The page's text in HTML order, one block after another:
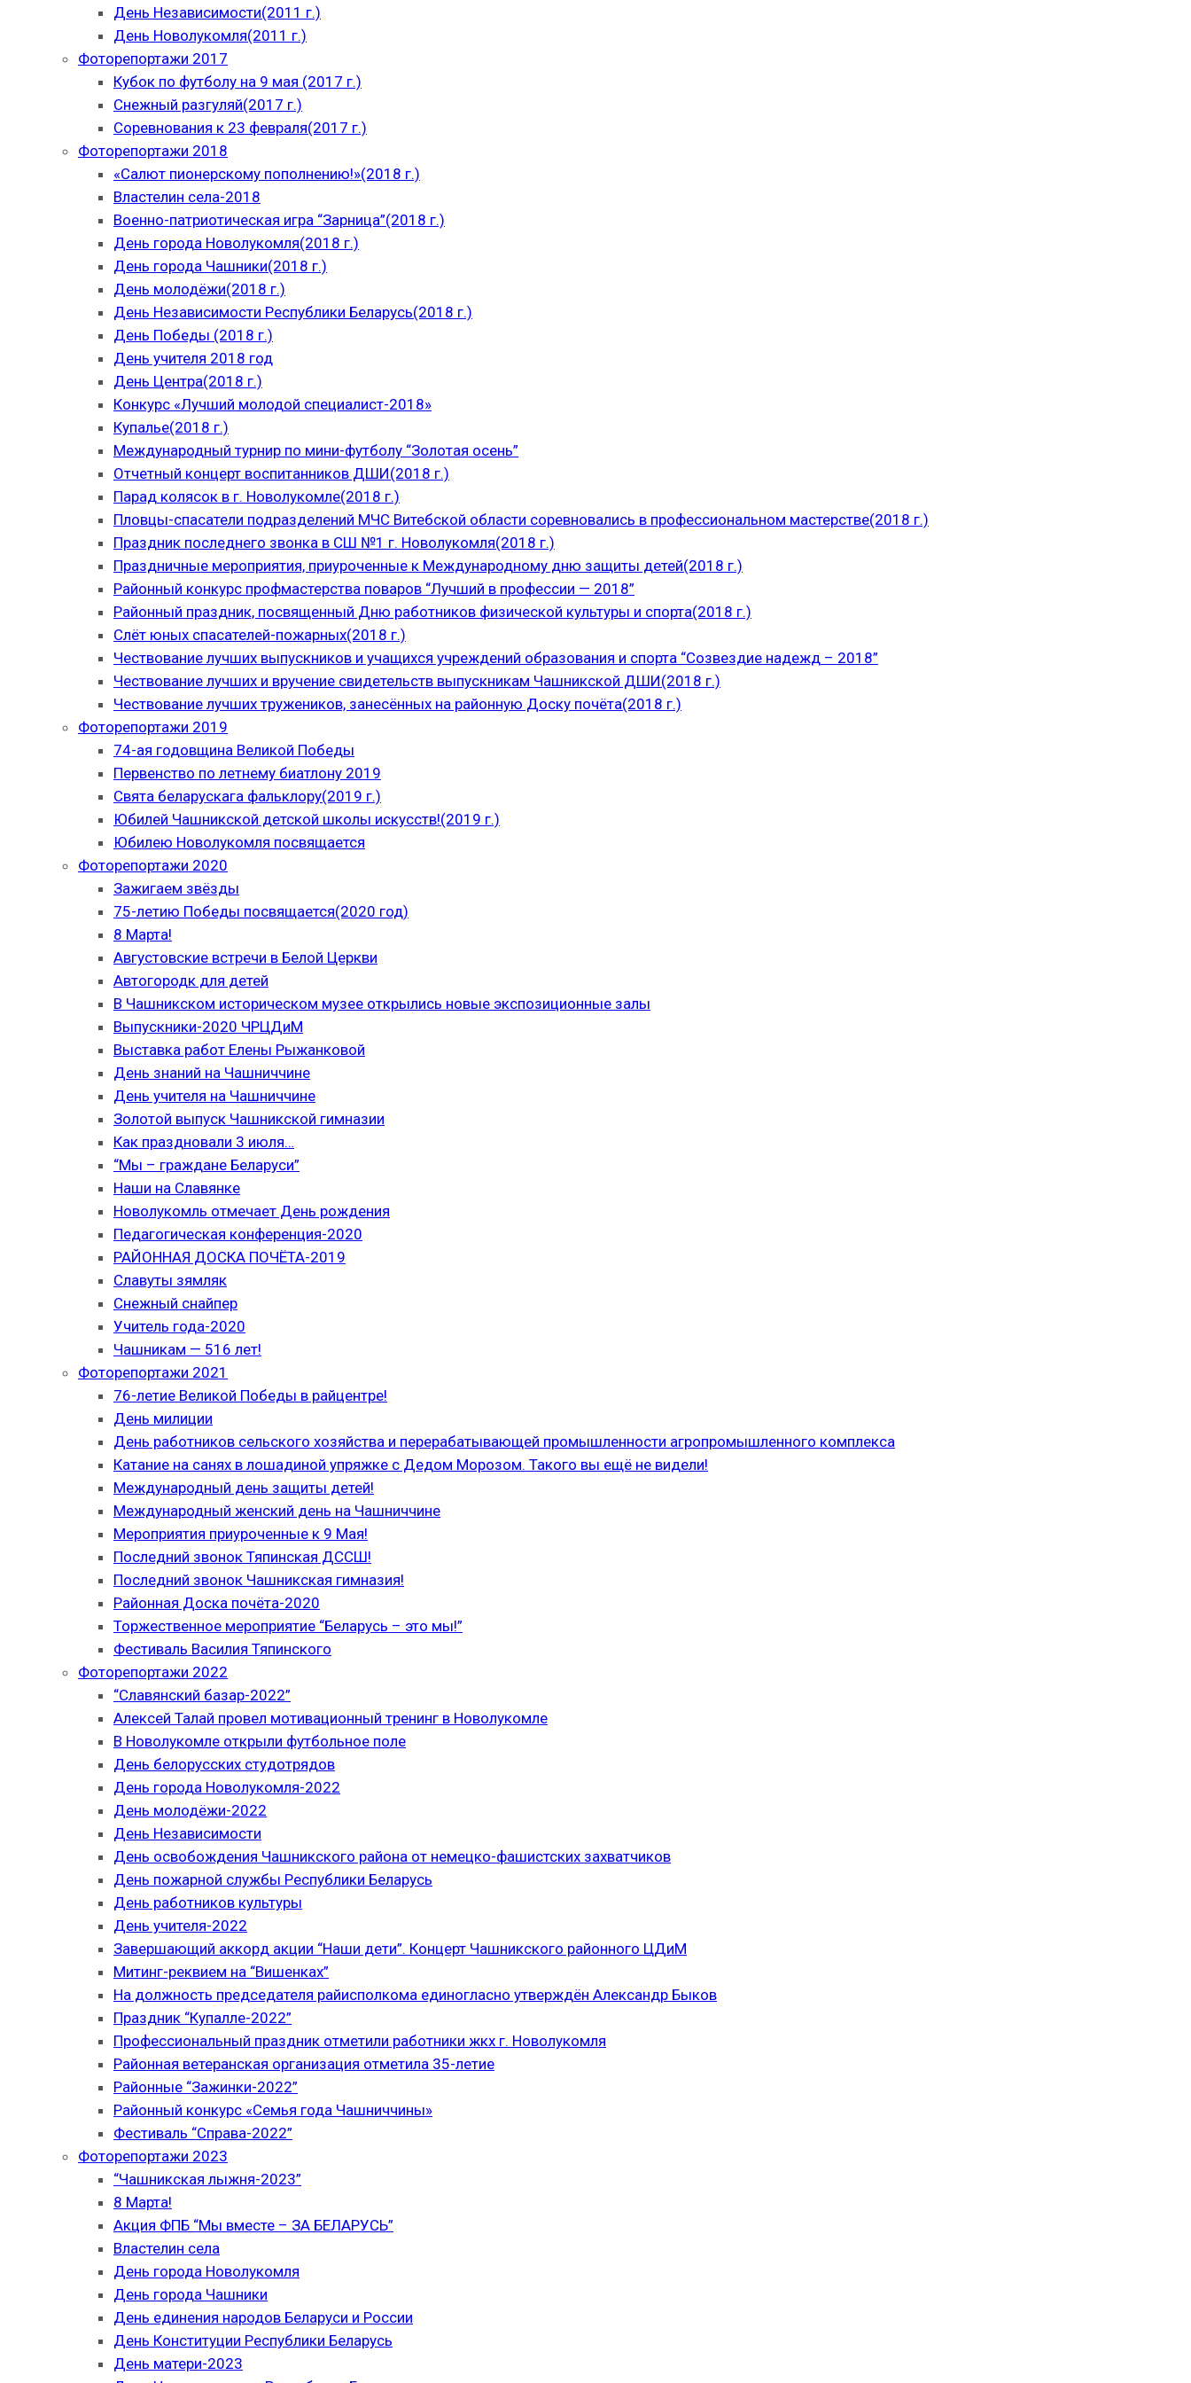
День Независимости(2011 г.)
День Новолукомля(2011 г.)
Фоторепортажи 2017
Кубок по футболу на 9 мая (2017 г.)
Снежный разгуляй(2017 г.)
Соревнования к 23 февраля(2017 г.)
Фоторепортажи 2018
«Салют пионерскому пополнению!»(2018 г.)
Властелин села-2018
Военно-патриотическая игра “Зарница”(2018 г.)
День города Новолукомля(2018 г.)
День города Чашники(2018 г.)
День молодёжи(2018 г.)
День Независимости Республики Беларусь(2018 г.)
День Победы (2018 г.)
День учителя 2018 год
День Центра(2018 г.)
Конкурс «Лучший молодой специалист-2018»
Купалье(2018 г.)
Международный турнир по мини-футболу “Золотая осень”
Отчетный концерт воспитанников ДШИ(2018 г.)
Парад колясок в г. Новолукомле(2018 г.)
Пловцы-спасатели подразделений МЧС Витебской области соревновались в профессиональном мастерстве(2018 г.)
Праздник последнего звонка в СШ №1 г. Новолукомля(2018 г.)
Праздничные мероприятия, приуроченные к Международному дню защиты детей(2018 г.)
Районный конкурс профмастерства поваров “Лучший в профессии — 2018”
Районный праздник, посвященный Дню работников физической культуры и спорта(2018 г.)
Слёт юных спасателей-пожарных(2018 г.)
Чествование лучших выпускников и учащихся учреждений образования и спорта “Созвездие надежд – 2018”
Чествование лучших и вручение свидетельств выпускникам Чашникской ДШИ(2018 г.)
Чествование лучших тружеников, занесённых на районную Доску почёта(2018 г.)
Фоторепортажи 2019
74-ая годовщина Великой Победы
Первенство по летнему биатлону 2019
Свята беларускага фальклору(2019 г.)
Юбилей Чашникской детской школы искусств!(2019 г.)
Юбилею Новолукомля посвящается
Фоторепортажи 2020
Зажигаем звёзды
75-летию Победы посвящается(2020 год)
8 Марта!
Августовские встречи в Белой Церкви
Автогородк для детей
В Чашникском историческом музее открылись новые экспозиционные залы
Выпускники-2020 ЧРЦДиМ
Выставка работ Елены Рыжанковой
День знаний на Чашниччине
День учителя на Чашниччине
Золотой выпуск Чашникской гимназии
Как праздновали 3 июля…
“Мы – граждане Беларуси”
Наши на Славянке
Новолукомль отмечает День рождения
Педагогическая конференция-2020
РАЙОННАЯ ДОСКА ПОЧЁТА-2019
Славуты зямляк
Снежный снайпер
Учитель года-2020
Чашникам — 516 лет!
Фоторепортажи 2021
76-летие Великой Победы в райцентре!
День милиции
День работников сельского хозяйства и перерабатывающей промышленности агропромышленного комплекса
Катание на санях в лошадиной упряжке с Дедом Морозом. Такого вы ещё не видели!
Международный день защиты детей!
Международный женский день на Чашниччине
Мероприятия приуроченные к 9 Мая!
Последний звонок Тяпинская ДССШ!
Последний звонок Чашникская гимназия!
Районная Доска почёта-2020
Торжественное мероприятие “Беларусь – это мы!”
Фестиваль Василия Тяпинского
Фоторепортажи 2022
“Славянский базар-2022”
Алексей Талай провел мотивационный тренинг в Новолукомле
В Новолукомле открыли футбольное поле
День белорусских студотрядов
День города Новолукомля-2022
День молодёжи-2022
День Независимости
День освобождения Чашникского района от немецко-фашистских захватчиков
День пожарной службы Республики Беларусь
День работников культуры
День учителя-2022
Завершающий аккорд акции “Наши дети”. Концерт Чашникского районного ЦДиМ
Митинг-реквием на “Вишенках”
На должность председателя райисполкома единогласно утверждён Александр Быков
Праздник “Купалле-2022”
Профессиональный праздник отметили работники жкх г. Новолукомля
Районная ветеранская организация отметила 35-летие
Районные “Зажинки-2022”
Районный конкурс «Семья года Чашниччины»
Фестиваль “Справа-2022”
Фоторепортажи 2023
“Чашникская лыжня-2023”
8 Марта!
Акция ФПБ “Мы вместе – ЗА БЕЛАРУСЬ”
Властелин села
День города Новолукомля
День города Чашники
День единения народов Беларуси и России
День Конституции Республики Беларусь
День матери-2023